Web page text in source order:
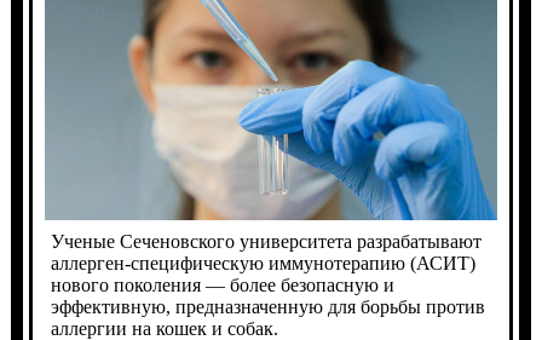
Ученые Сеченовского университета разрабатывают
аллерген-специфическую иммунотерапию (АСИТ)
нового поколения — более безопасную и
эффективную, предназначенную для борьбы против
аллергии на кошек и собак.